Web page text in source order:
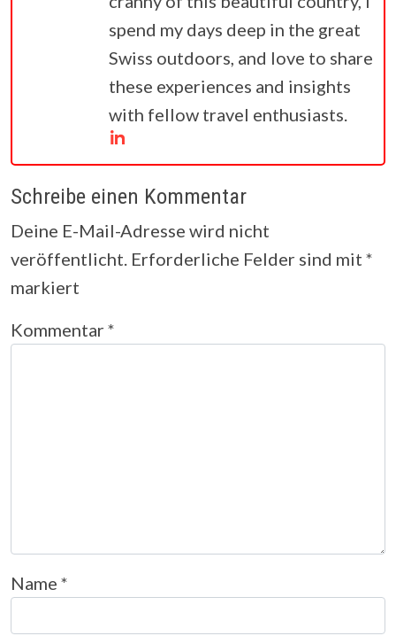
spend my days deep in the great
Swiss outdoors, and love to share
these experiences and insights
with fellow travel enthusiasts.
Schreibe einen Kommentar
Deine E-Mail-Adresse wird nicht
veröffentlicht. Erforderliche Felder sind mit *
markiert
Kommentar *
Name *